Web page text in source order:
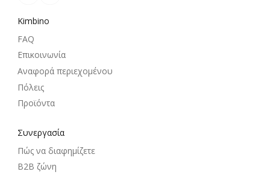
Kimbino
FAQ
Επικοινωνία
Αναφορά περιεχομένου
Πόλεις
Προϊόντα
Συνεργασία
Πώς να διαφημίζετε
B2B ζώνη